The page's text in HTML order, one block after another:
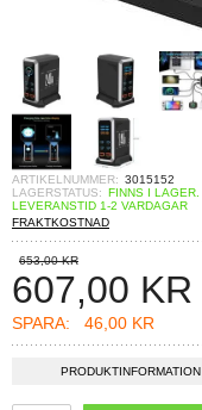
ARTIKELNUMMER: 3015152
LAGERSTATUS: FINNS I LAGER.
LEVERANSTID 1-2 VARDAGAR
FRAKTKOSTNAD
653,00 KR
607,00 KR
SPARA: 46,00 KR
PRODUKTINFORMATION